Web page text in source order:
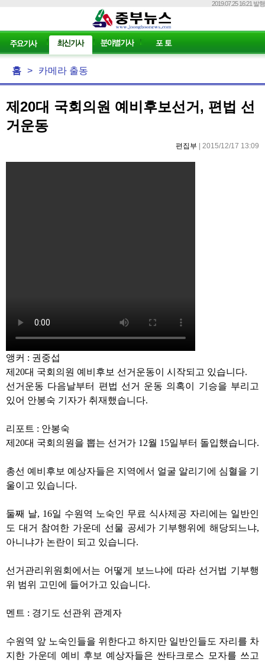
2019.07.25 16:21 발행
홈 > 카메라 출동
제20대 국회의원 예비후보선거, 편법 선
거운동
편집부 | 2015/12/17 13:09
앵커 : 권중섭
제 20대 국회의원 예비후보 선거운동이 시작되고 있습니다.
선거운동 다음날부터 편법 선거 운동 의혹이 기승을 부리고
있어 안봉숙 기자가 취재했습니다.
리포트 : 안봉숙
제 20대 국회의원을 뽑는 선거가 12월 15일부터 돌입했습니다.
총선 예비후보 예상자들은 지역에서 얼굴 알리기에 심혈을 기
울이고 있습니다.
둘째 날, 16일 수원역 노숙인 무료 식사제공 자리에는 일반인
도 대거 참여한 가운데 선물 공세가 기부행위에 해당되느냐,
아니냐가 논란이 되고 있습니다.
선거관리위원회에서는 어떻게 보느냐에 따라 선거법 기부행
위 범위 고민에 들어가고 있습니다.
멘트 : 경기도 선관위 관계자
수원역 앞 노숙인들을 위한다고 하지만 일반인들도 자리를 차
지한 가운데 예비 후보 예상자들은 싼타크로스 모자를 쓰고